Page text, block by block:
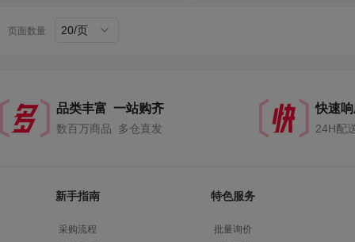
页面数量 20/页
品类丰富 一站购齐
数百万商品 多仓直发
快速
24H配
新手指南
采购流程
特色服务
批量询价